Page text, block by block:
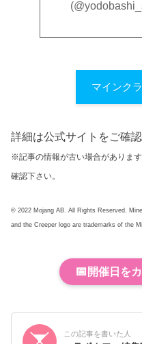
マインク
詳細は公式サイトをご確認
※記事の情報が古い場合がありま
確認下さい。
© 2022 Mojang AB. All Rights Reserved.
and the Creeper logo are trademarks of the
📅 開催日を
この記事を書いた人